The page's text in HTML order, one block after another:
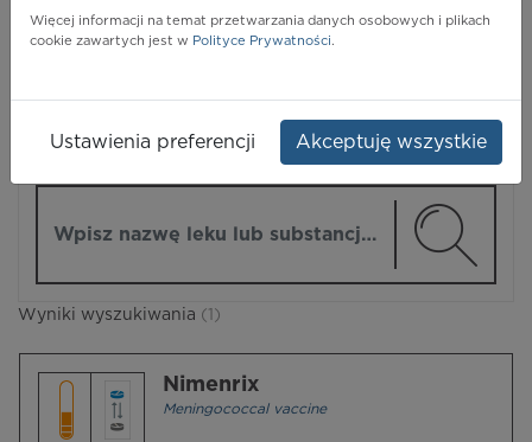
Wyniki wyszukiwania (1)
Nimenrix
Meningococcal vaccine
Więcej informacji na temat przetwarzania danych osobowych i plikach
cookie zawartych jest w Polityce Prywatności.
Ustawienia preferencji Akceptuję wszystkie